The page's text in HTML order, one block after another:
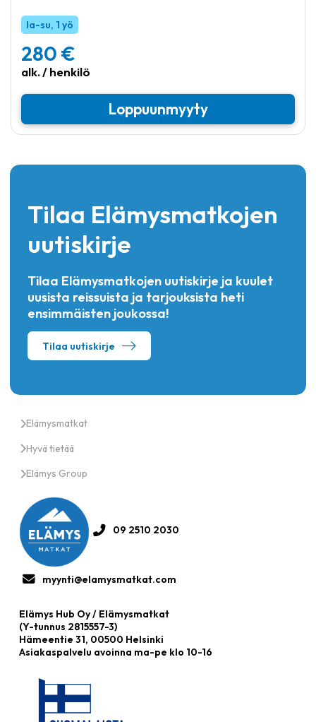
la-su, 1 yö
280 €
alk. / henkilö
Loppuunmyyty
Tilaa Elämysmatkojen
uutiskirje
Tilaa Elämysmatkojen uutiskirje ja kuulet
uusista reissuista ja tarjouksista heti
ensimmäisten joukossa!
Tilaa uutiskirje
Elämysmatkat
Hyvä tietää
Elämys Group
09 2510 2030
myynti@elamysmatkat.com
Elämys Hub Oy / Elämysmatkat
(Y-tunnus 2815557-3)
Hämeentie 31, 00500 Helsinki
Asiakaspalvelu avoinna ma-pe klo 10-16